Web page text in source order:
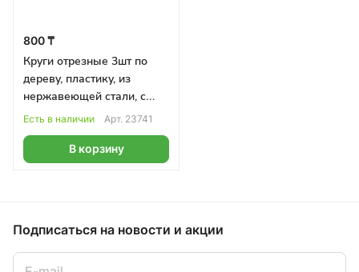
800 ₸
Круги отрезные 3шт по
дереву, пластику, из
нержавеющей стали, с
оправкой STAYER
Есть в наличии Арт. 23741
В корзину
Подписаться на новости и акции